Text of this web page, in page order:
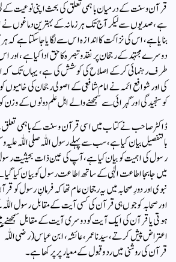
قرآن وسنت کے درمیان باہمی تعلق کی بحث اپنی نوعیت
ہے، صدیوں سے لیکر آج تک ہر زمانہ کے بہترین دماغوں نے
بنایا ہے، اس کی نزاکت کا اندازہ اس سے لگایا جاسکتا ہے کہ
دوسرے مجتہد کے رجحان پر نقد و تبصرہ کا حق ادا کیا ہے، اور
طرف رہنمائی کرکے اصلاح کی کوشش کی ہے، یہاں تک کہ
کی اور شوافع ائمہ نے امام شافعی کے اصولی رجحان کی خامیوں
کو سنجیدگی اور گہرائی سے سمجھنے والے اہل علم دونوں کے
ڈاکٹر صاحب نے کتاب میں اسی قرآن وسنت کے باہمی تعلق
بالتفصیل بیان کیا ہے، سب سے پہلے رسول اللّٰہ صلی اللّٰہ علیہ
رسول کی اہمیت کو بیان کیا ہے، آپ کی عین ذات بحیثیت
میں جا بجا اطاعت الٰہی کے ساتھ اطاعت رسول کو بیان کیا
نبوی اور دورِ صحابہ میں یہ رجحان عام تھا کہ فرمانِ رسول کو
اور صحابہ کو جوں ہی قرآن کی کسی آیت کے مقابل رسول
ہوتی یا قرآن کی ایک آیت کو دوسری آیت کے مقابل سمجھنے
اعتراض پیش کرتے، سیدنا عمر، عائشہ، ابن عباس (رضی
قرآن کی روشنی میں رد و قبول کے معیار پر پرکھا ہے۔